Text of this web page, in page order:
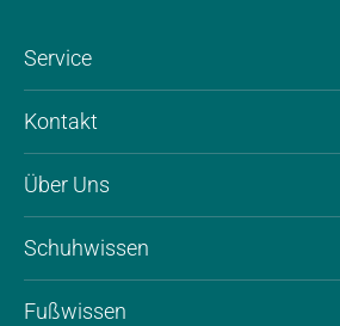
Service
Kontakt
Über Uns
Schuhwissen
Fußwissen